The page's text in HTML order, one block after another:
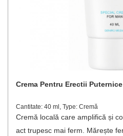
Crema Pentru Erectii
Cantitate: 40 ml, Type: Cremă
Cremă locală care amplifică și
act trupesc mai ferm. Mărește